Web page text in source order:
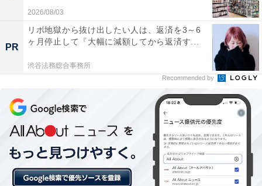
小さく畳んでゴムでまとまるバッグ
2026/08/03
PR
リボ地獄から抜け出したい人は、返済を3～6
ヶ月停止して『大幅に減額してから返済す...
渋谷法務総合事務所
Recommended by